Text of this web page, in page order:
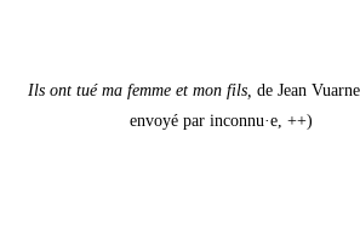
Ils ont tué ma femme et mon fils, de Jean
envoyé par inconnu·e, ++)